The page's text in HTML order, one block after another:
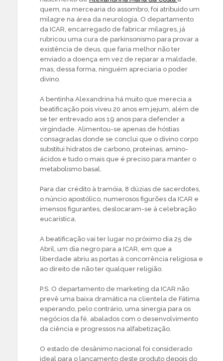
quem, na mercearia do assombro, foi atribuído um
milagre na área da neurologia. O departamento
da ICAR, encarregado de fabricar milagres, já
rubricou uma cura de parkinsonismo para provar a
existência de deus, que faria melhor não ter
enviado a doença em vez de reparar a maldade,
mas, dessa forma, ninguém apreciaria o poder
divino.
A bentinha Alexandrina há muito que merecia a
beatificação pois viveu 20 anos em jejum, além de
se ter entrevado aos 19 anos para defender a
virgindade. Alimentou-se apenas de hóstias
consagradas donde se conclui que o divino corpo
substitui hidratos de carbono, proteínas, amino-
ácidos e tudo o mais que é preciso para manter o
metabolismo basal.
Para dar crédito à tramóia, 8 dúzias de sacerdotes,
o núncio apostólico, numerosos figurões da ICAR e
imensos figurantes, deslocaram-se à celebração
eucarística.
A beatificação vai ter lugar no próximo dia 25 de
Abril, um dia negro para a ICAR, em que a
liberdade abriu as portas à concorrência religiosa e
ao direito de não ter qualquer religião.
P.S. O departamento de marketing da ICAR não
prevê uma baixa dramática na clientela de Fátima
esperando, pelo contrário, uma sinergia para os
negócios da fé, abalados com o desenvolvimento
da ciência e progressos na alfabetização.
O estado de desânimo nacional foi considerado
ideal para o lançamento deste produto depois do